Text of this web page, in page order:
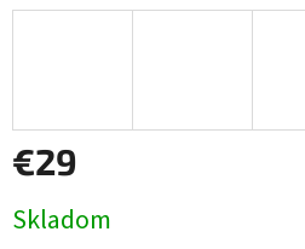
€29
cena:
Skladom